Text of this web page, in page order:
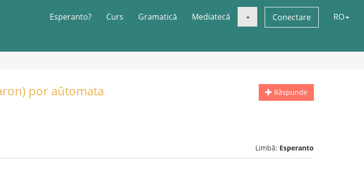
Esperanto? Curs Gramatică Mediatecă Conectare RO
Răspunde
por aŭtomata
Limbă: Esperanto